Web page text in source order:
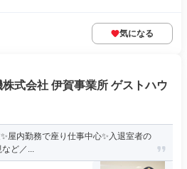
気になる
式会社 伊賀事業所 ゲストハウ
屋内勤務で座り仕事中心✨入退室者の
ど／...